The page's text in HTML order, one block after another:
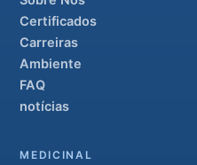
Certificados
Carreiras
Ambiente
FAQ
notícias
MEDICINAL